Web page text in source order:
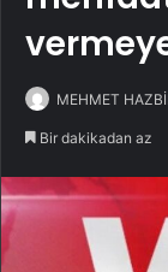
MEHMET
Bir dakikadan az